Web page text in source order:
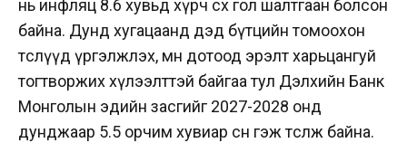
нь инфляц 8.6 хувьд хүрч өсөх гол шалтгаан болсон
байна. Дунд хугацаанд дэд бүтцийн томоохон
төслүүд үргэлжлэх, мөн дотоод эрэлт харьцангуй
тогтворжих хүлээлттэй байгаа тул Дэлхийн Банк
Монголын эдийн засгийг 2027-2028 онд
дунджаар 5.5 орчим хувиар өснө гэж төсөөлж байна.